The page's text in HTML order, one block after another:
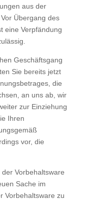
aus der
Übergang des
eine Verpfändung
Geschäftsgang
Sie bereits jetzt
die
an uns ab, wir
zur Einziehung
Ihren
vor, die
Vorbehaltsware
Sache im
Vorbehaltsware zu